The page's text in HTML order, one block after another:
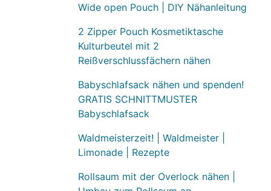
Wide open Pouch | DIY Nähanleitung
2 Zipper Pouch Kosmetiktasche
Kulturbeutel mit 2
Reißverschlussfächern nähen
Babyschlafsack nähen und spenden!
GRATIS SCHNITTMUSTER
Babyschlafsack
Waldmeisterzeit! | Waldmeister |
Limonade | Rezepte
Rollsaum mit der Overlock nähen |